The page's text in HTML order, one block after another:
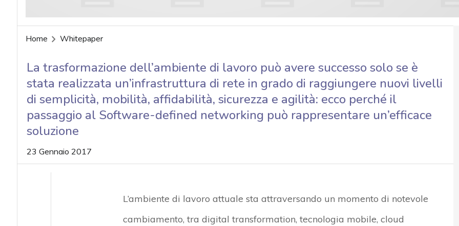
Home Whitepaper
La trasformazione dell’ambiente di lavoro può avere successo solo se è
stata realizzata un’infrastruttura di rete in grado di raggiungere nuovi livelli
di semplicità, mobilità, affidabilità, sicurezza e agilità: ecco perché il
passaggio al Software-defined networking può rappresentare un’efficace
soluzione
23 Gennaio 2017
L’ambiente di lavoro attuale sta attraversando un momento di notevole
cambiamento, tra digital transformation, tecnologia mobile, cloud